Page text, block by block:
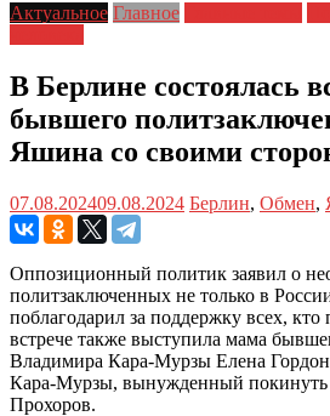
Актуальное Главное
В Берлине состоялась
бывшего
Яшина со своими
07.08.202409.08.2024 Берлин, Обмен,
Оппозиционный политик заявил о
политзаключенных не только в
поблагодарил за поддержку всех,
встрече также выступила мама
Владимира Кара-Мурзы Елена
Кара-Мурзы, вынужденный
Прохоров.